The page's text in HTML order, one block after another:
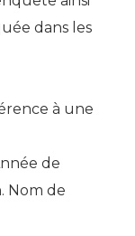
dans les
à une
de
Nom de